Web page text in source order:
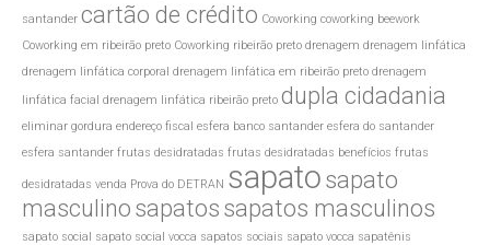
santander cartão de crédito Coworking coworking beework
Coworking em ribeirão preto Coworking ribeirão preto drenagem drenagem linfática
drenagem linfática corporal drenagem linfática em ribeirão preto drenagem
linfática facial drenagem linfática ribeirão preto dupla cidadania
eliminar gordura endereço fiscal esfera banco santander esfera do santander
esfera santander frutas desidratadas frutas desidratadas benefícios frutas
desidratadas venda Prova do DETRAN sapato sapato
masculino sapatos sapatos masculinos
sapato social sapato social vocca sapatos sociais sapato vocca sapatênis